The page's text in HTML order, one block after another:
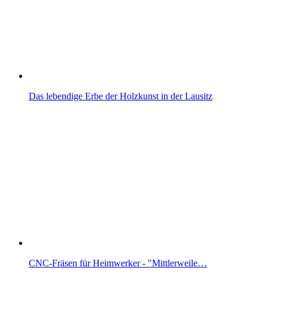
Das lebendige Erbe der Holzkunst in der Lausitz
CNC-Fräsen für Heimwerker - "Mittlerweile…